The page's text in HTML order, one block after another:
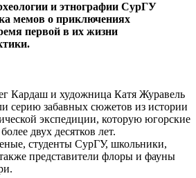
и этнографии СурГУ
мемов о приключениях
первой в их жизни
Кардаш и художница Катя Журавель
серию забавных сюжетов из истории
экспедиции, которую югорские
двух десятков лет.
студенты СурГУ, школьники,
представители флоры и фауны